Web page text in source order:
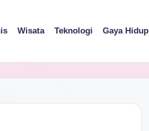
Wisata Teknologi Gaya Hidup